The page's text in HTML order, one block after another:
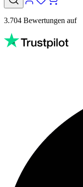
3.704 Bewertungen auf